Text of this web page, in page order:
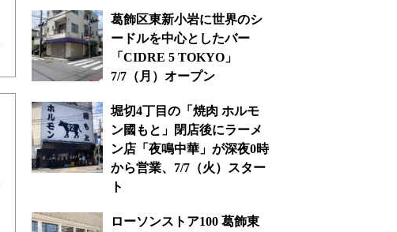
葛飾区東新小岩に世界のシ
ードルを中心としたバー
「CIDRE 5 TOKYO」
7/7（月）オープン
堀切4丁目の「焼肉 ホルモ
ン國もと」閉店後にラーメ
ン店「夜鳴中華」が深夜0時
から営業、7/7（火）スター
ト
ローソンストア100 葛飾東